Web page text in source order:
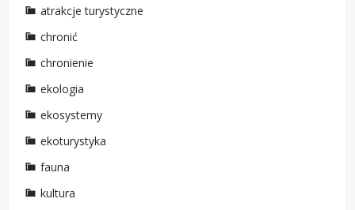
atrakcje turystyczne
chronić
chronienie
ekologia
ekosystemy
ekoturystyka
fauna
kultura